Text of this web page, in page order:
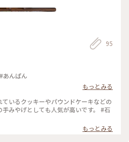
95
あんぱん
もっとみる
いるクッキーやパウンドケーキなどの
みやげとしても人気が高いです。 #石
もっとみる